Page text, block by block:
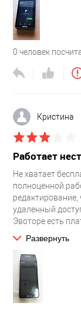
развозной
была один раз
какой-то сбой
работает.
0 человек
Кристина
Работает
Не хватает
полноценной
удаленный
Эвоторе есть
медленно
же устройство
достаточно
необходимое.
Ну и касса очень
соединение не
Развернуть